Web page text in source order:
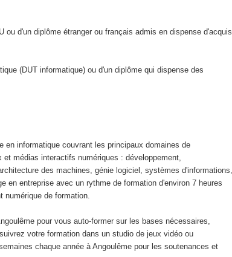
ou d'un diplôme étranger ou français admis en dispense d'acquis
(DUT informatique) ou d'un diplôme qui dispense des
en informatique couvrant les principaux domaines de
médias interactifs numériques : développement,
des machines, génie logiciel, systèmes d'informations,
en entreprise avec un rythme de formation d'environ 7 heures
numérique de formation.
pour vous auto-former sur les bases nécessaires,
votre formation dans un studio de jeux vidéo ou
chaque année à Angoulême pour les soutenances et